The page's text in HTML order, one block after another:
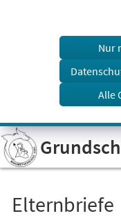
Visuelle
Assistenzsoftware
öffnen.
Nur
Alle
Elternbriefe